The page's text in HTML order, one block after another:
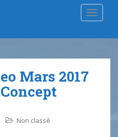
Mars 2017
Non classé